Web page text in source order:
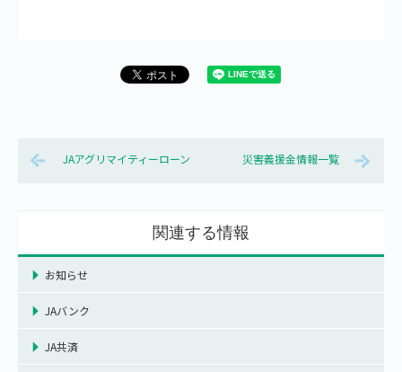
JAアグリマイティーローン 災害義援金情報一覧
関連する情報
お知らせ
JAバンク
JA共済